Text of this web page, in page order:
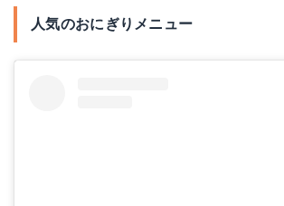
人気のおにぎりメニュー